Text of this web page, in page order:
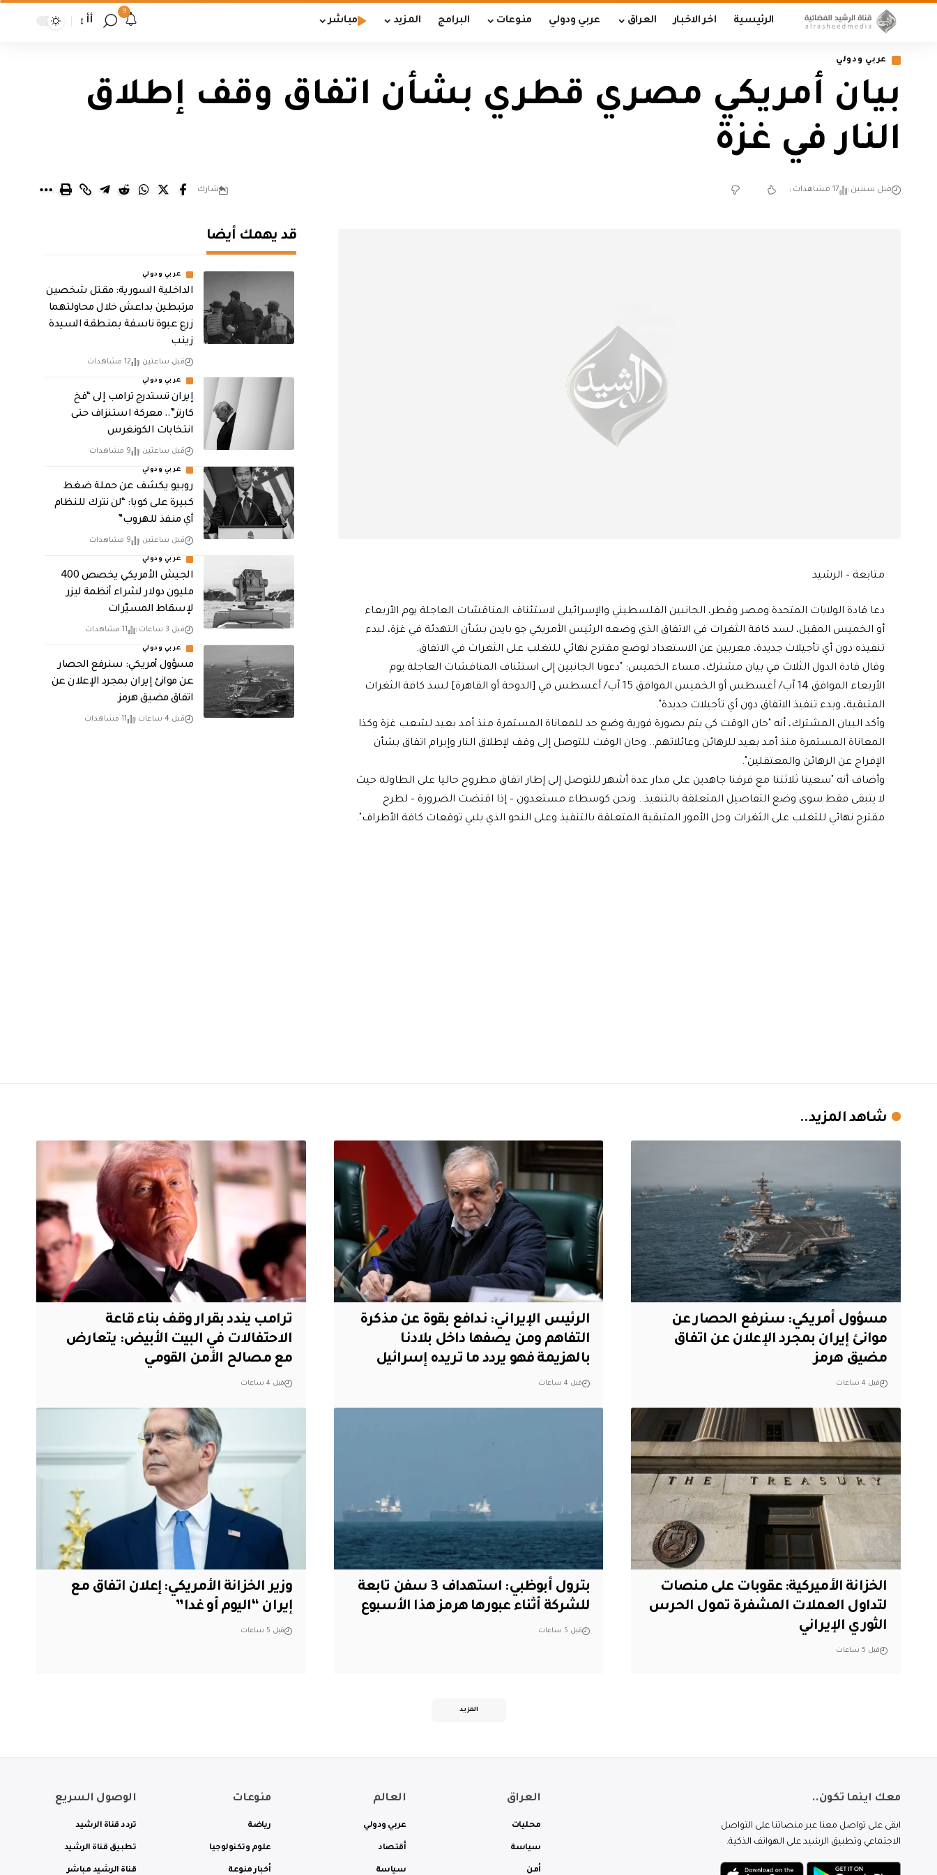
الرئيسية اخر الاخبار العراق عربي ودولي منوعات البرامج المزيد مباشر
9
أأ
عربي ودولي
بيان أمريكي مصري قطري بشأن اتفاق وقف إطلاق
النار في غزة
قبل سنتين 17 مشاهدات شارك
متابعة – الرشيد
دعا قادة الولايات المتحدة ومصر وقطر، الجانبين الفلسطيني والإسرائيلي لاستئناف المناقشات العاجلة يوم الأربعاء
أو الخميس المقبل، لسد كافة الثغرات في الاتفاق الذي وضعه الرئيس الأمريكي جو بايدن بشأن التهدئة في غزة، لبدء
تنفيذه دون أي تأجيلات جديدة، معربين عن الاستعداد لوضع مقترح نهائي للتغلب على الثغرات في الاتفاق.
وقال قادة الدول الثلاث في بيان مشترك، مساء الخميس: "دعونا الجانبين إلى استئناف المناقشات العاجلة يوم
الأربعاء الموافق 14 آب/ أغسطس أو الخميس الموافق 15 آب/ أغسطس في [الدوحة أو القاهرة] لسد كافة الثغرات
المتبقية، وبدء تنفيذ الاتفاق دون أي تأجيلات جديدة".
وأكد البيان المشترك، أنه "حان الوقت كي يتم بصورة فورية وضع حد للمعاناة المستمرة منذ أمد بعيد لشعب غزة وكذا
المعاناة المستمرة منذ أمد بعيد للرهائن وعائلاتهم.. وحان الوقت للتوصل إلى وقف لإطلاق النار وإبرام اتفاق بشأن
الإفراج عن الرهائن والمعتقلين".
وأضاف أنه "سعينا ثلاثتنا مع فرقنا جاهدين على مدار عدة أشهر للتوصل إلى إطار اتفاق مطروح حاليا على الطاولة حيث
لا يتبقى فقط سوى وضع التفاصيل المتعلقة بالتنفيذ.. ونحن كوسطاء مستعدون – إذا اقتضت الضرورة – لطرح
مقترح نهائي للتغلب على الثغرات وحل الأمور المتبقية المتعلقة بالتنفيذ وعلى النحو الذي يلبي توقعات كافة الأطراف".
قد يهمك أيضا
عربي ودولي
الداخلية السورية: مقتل شخصين
مرتبطين بداعش خلال محاولتهما
زرع عبوة ناسفة بمنطقة السيدة
زينب
قبل ساعتين 12 مشاهدات
عربي ودولي
إيران تستدرج ترامب إلى “فخ
كارتر”.. معركة استنزاف حتى
انتخابات الكونغرس
قبل ساعتين 9 مشاهدات
عربي ودولي
روبيو يكشف عن حملة ضغط
كبيرة على كوبا: “لن نترك للنظام
أي منفذ للهروب”
قبل ساعتين 9 مشاهدات
عربي ودولي
الجيش الأمريكي يخصص 400
مليون دولار لشراء أنظمة ليزر
لإسقاط المسيّرات
قبل 3 ساعات 11 مشاهدات
عربي ودولي
مسؤول أمريكي: سنرفع الحصار
عن موانئ إيران بمجرد الإعلان عن
اتفاق مضيق هرمز
قبل 4 ساعات 11 مشاهدات
شاهد المزيد..
مسؤول أمريكي: سنرفع الحصار عن
موانئ إيران بمجرد الإعلان عن اتفاق
مضيق هرمز
قبل 4 ساعات
الرئيس الإيراني: ندافع بقوة عن مذكرة
التفاهم ومن يصفها داخل بلادنا
بالهزيمة فهو يردد ما تريده إسرائيل
قبل 4 ساعات
ترامب يندد بقرار وقف بناء قاعة
الاحتفالات في البيت الأبيض: يتعارض
مع مصالح الأمن القومي
قبل 4 ساعات
الخزانة الأميركية: عقوبات على منصات
لتداول العملات المشفرة تمول الحرس
الثوري الإيراني
قبل 5 ساعات
بترول أبوظبي: استهداف 3 سفن تابعة
للشركة أثناء عبورها هرمز هذا الأسبوع
قبل 5 ساعات
وزير الخزانة الأمريكي: إعلان اتفاق مع
إيران “اليوم أو غدا”
قبل 5 ساعات
المزيد
معك اينما تكون..
ابقى على تواصل معنا عبر منصاتنا على التواصل
الاجتماعي وتطبيق الرشيد على الهواتف الذكية.
العراق
محليات
سياسة
أمن
العالم
عربي ودولي
أقتصاد
سياسة
منوعات
رياضة
علوم وتكنولوجيا
أخبار منوعة
الوصول السريع
تردد قناة الرشيد
تطبيق قناة الرشيد
قناة الرشيد مباشر